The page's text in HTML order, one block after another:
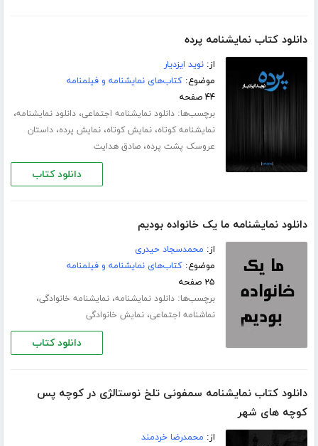
دانلود کتاب نمایشنامه پرده
از:نوید ایزدیار
موضوع:کتاب‌های نمایشنامه و فیلمنامه
۴۴ صفحه
برچسب‌ها:دانلود نمایشنامه اجتماعی،دانلود نمایشنامه،
نمایشنامه کوتاه،نمایش کوتاه،نمایش پرده،داستان
عروسک پشت پرده،صادق هدایت
دانلود کتاب
دانلود نمایشنامه ما یک خانواده بودیم
از: محمدسجاد حیدری
موضوع:کتاب‌های نمایشنامه و فیلمنامه
۲۵ صفحه
برچسب‌ها:دانلود نمایشنامه،نمایشنامه خانوادگی،
نماشنامه اجتماعی،نمایش خانوادگی
دانلود کتاب
دانلود کتاب نمایشنامه سمفونی تلخ نوستالژی در کوچه پس
کوچه های شهر
از: محمدرضا خردمند